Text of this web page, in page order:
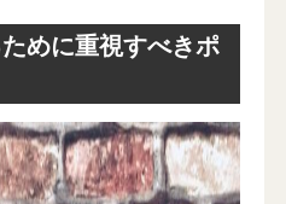
めに重視すべきポ